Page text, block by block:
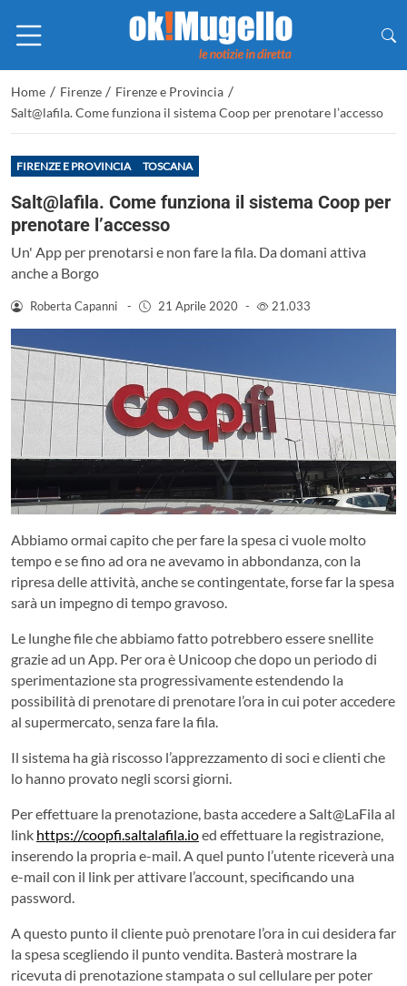
Home / Firenze / Firenze e Provincia /
Salt@lafila. Come funziona il sistema Coop per prenotare l’accesso
FIRENZE E PROVINCIA TOSCANA
Salt@lafila. Come funziona il sistema Coop per
prenotare l’accesso
Un' App per prenotarsi e non fare la fila. Da domani attiva
anche a Borgo
Roberta Capanni - 21 Aprile 2020 - 21.033
Abbiamo ormai capito che per fare la spesa ci vuole molto
tempo e se fino ad ora ne avevamo in abbondanza, con la
ripresa delle attività, anche se contingentate, forse far la spesa
sarà un impegno di tempo gravoso.
Le lunghe file che abbiamo fatto potrebbero essere snellite
grazie ad un App. Per ora è Unicoop che dopo un periodo di
sperimentazione sta progressivamente estendendo la
possibilità di prenotare di prenotare l’ora in cui poter accedere
al supermercato, senza fare la fila.
Il sistema ha già riscosso l’apprezzamento di soci e clienti che
lo hanno provato negli scorsi giorni.
Per effettuare la prenotazione, basta accedere a Salt@LaFila al
link https://coopfi.saltalafila.ioed effettuare la registrazione,
inserendo la propria e-mail. A quel punto l’utente riceverà una
e-mail con il link per attivare l’account, specificando una
password.
A questo punto il cliente può prenotare l’ora in cui desidera far
la spesa scegliendo il punto vendita. Basterà mostrare la
ricevuta di prenotazione stampata o sul cellulare per poter